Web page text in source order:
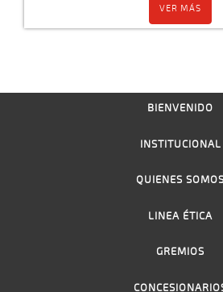
VER MÁS
BIENVENIDO
INSTITUCIONAL
QUIENES SOMOS
LINEA ÉTICA
GREMIOS